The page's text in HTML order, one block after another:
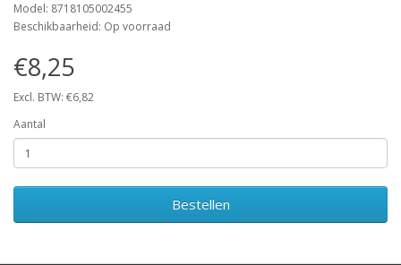
Model: 8718105002455
Beschikbaarheid: Op voorraad
€8,25
Excl. BTW: €6,82
Aantal
Bestellen